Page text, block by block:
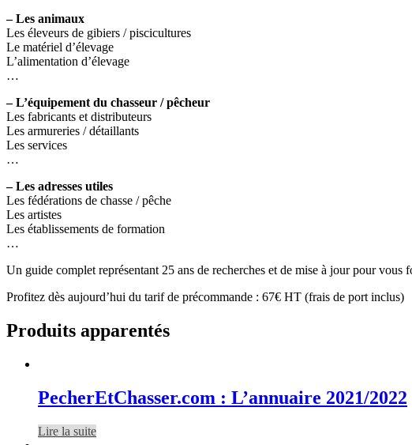
– Les animaux
Les éleveurs de gibiers / piscicultures
Le matériel d’élevage
L’alimentation d’élevage
…
– L’équipement du chasseur / pêcheur
Les fabricants et distributeurs
Les armureries / détaillants
Les services
…
– Les adresses utiles
Les fédérations de chasse / pêche
Les artistes
Les établissements de formation
…
Un guide complet représentant 25 ans de recherches et de mise à jour pour
Profitez dès aujourd’hui du tarif de précommande : 67€ HT (frais de port inclus)
Produits apparentés
PecherEtChasser.com : L’annuaire 2021/2022
Lire la suite